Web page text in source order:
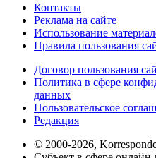
Контакты
Реклама на сайте
Использование
Правила пользования
Договор пользования
Политика в сфере
данных
Пользовательское
Редакция
© 2000-2026,